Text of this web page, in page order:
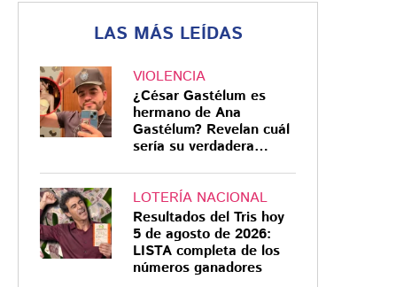
LAS MÁS LEÍDAS
VIOLENCIA
¿César Gastélum es
hermano de Ana
Gastélum? Revelan cuál
sería su verdadera
LOTERÍA NACIONAL
Resultados del Tris hoy
5 de agosto de 2026:
LISTA completa de los
números ganadores